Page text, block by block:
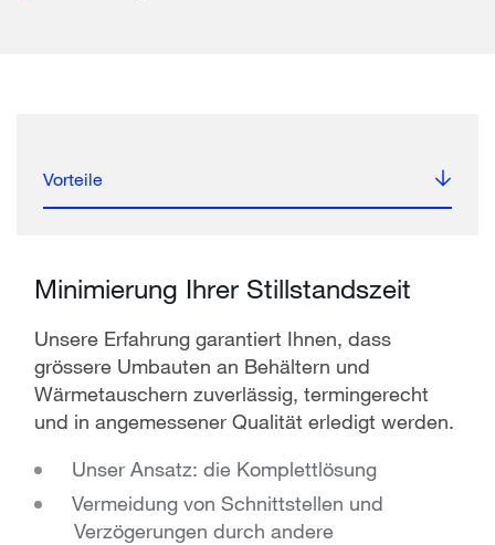
Vorteile
Minimierung Ihrer Stillstandszeit
Unsere Erfahrung garantiert Ihnen, dass
grössere Umbauten an Behältern und
Wärmetauschern zuverlässig, termingerecht
und in angemessener Qualität erledigt werden.
Unser Ansatz: die Komplettlösung
Vermeidung von Schnittstellen und
Verzögerungen durch andere